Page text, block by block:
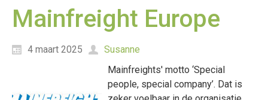
Mainfreight Europe
4 maart 2025
Susanne
Mainfreights' motto ‘Special
people, special company’. Dat is